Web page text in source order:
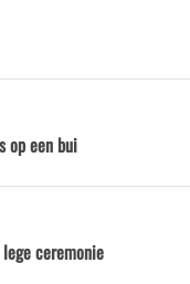
op een bui
ceremonie